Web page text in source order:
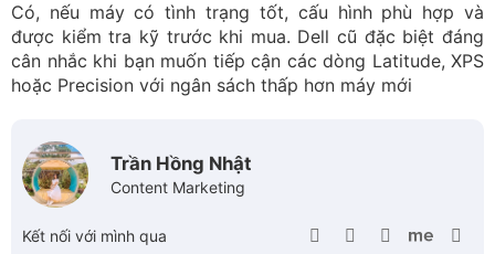
Có, nếu máy có tình trạng tốt, cấu hình phù hợp và
được kiểm tra kỹ trước khi mua. Dell cũ đặc biệt đáng
cân nhắc khi bạn muốn tiếp cận các dòng Latitude, XPS
hoặc Precision với ngân sách thấp hơn máy mới
Trần Hồng Nhật
Content Marketing
Kết nối với mình qua